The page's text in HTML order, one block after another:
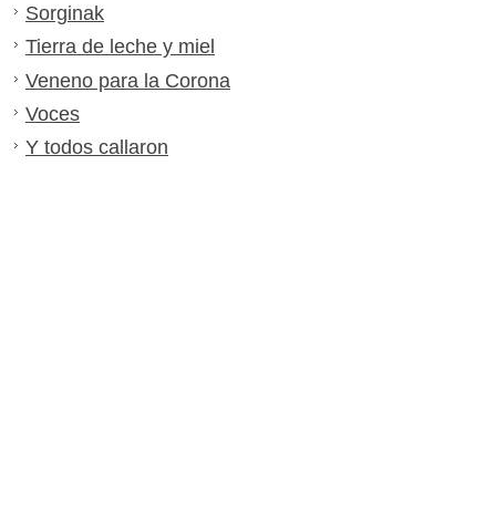
Sorginak
Tierra de leche y miel
Veneno para la Corona
Voces
Y todos callaron